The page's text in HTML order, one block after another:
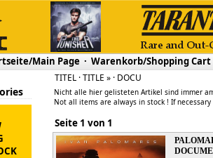
Main Page · Warenkorb/Shopping Cart
TITEL · TITLE » · DOCU
Nicht alle hier gelisteten Artikel sind immer
Not all items are always in stock ! If
Seite 1 von 1